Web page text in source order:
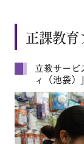
正課教
立教サービ
ィ（池袋）」